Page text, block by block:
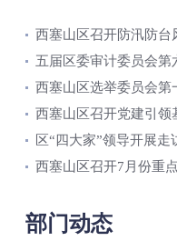
西塞山区召开防汛防台
五届区委审计委员会第
西塞山区选举委员会第
西塞山区召开党建引领
区“四大家”领导开展走
西塞山区召开7月份重
部门动态